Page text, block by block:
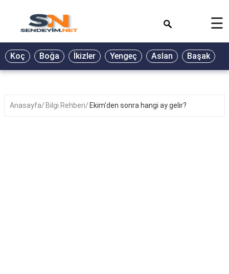
BİYOGRAFİ
GALERİ
☰
Koç Boğa İkizler Yengeç Aslan Başak
Anasayfa Bilgi Rehberi Ekim'den sonra hangi ay gelir?